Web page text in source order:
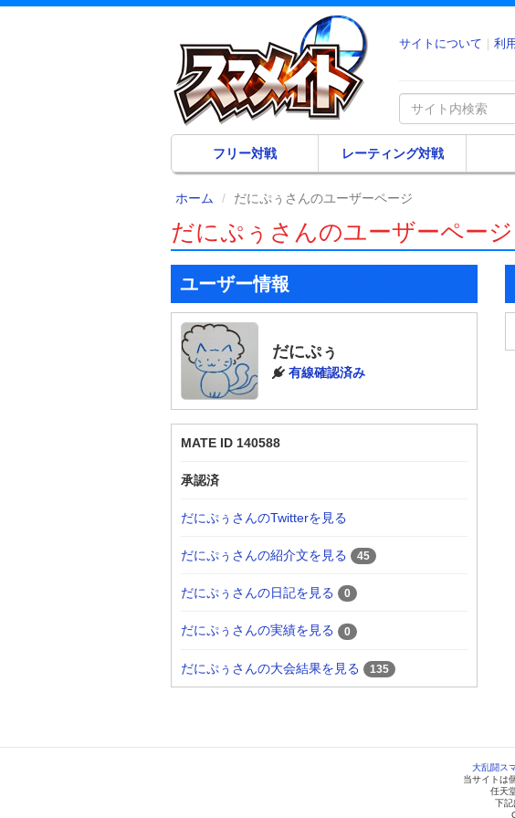
サイトについて 利
フリー対戦 レーティング対戦
ホーム だにぷぅさんのユーザーページ
だにぷぅさんのユーザーページ
ユーザー情報
だにぷぅ
有線確認済み
MATE ID 140588
承認済
だにぷぅさんのTwitterを見る
だにぷぅさんの紹介文を見る 45
だにぷぅさんの日記を見る 0
だにぷぅさんの実績を見る 0
だにぷぅさんの大会結果を見る 135
大乱闘ス
当サイトは
任天
下記